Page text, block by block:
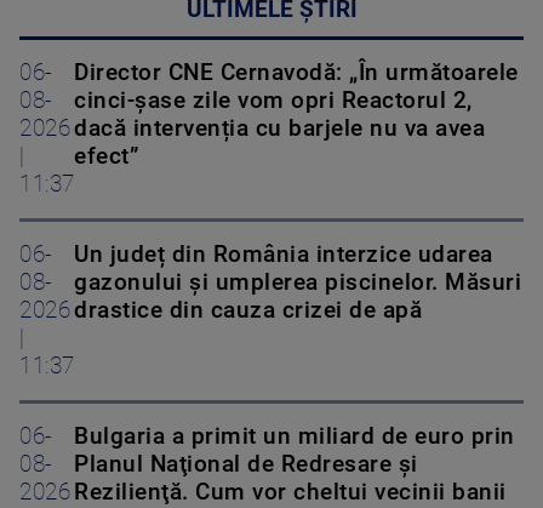
ULTIMELE ȘTIRI
06-
08-
2026
11:37
Director CNE Cernavodă: „În următoarele
cinci-șase zile vom opri Reactorul 2,
dacă intervenția cu barjele nu va avea
efect”
06-
08-
2026
11:37
Un județ din România interzice udarea
gazonului și umplerea piscinelor. Măsuri
drastice din cauza crizei de apă
06-
08-
2026
Bulgaria a primit un miliard de euro prin
Planul Naţional de Redresare şi
Rezilienţă. Cum vor cheltui vecinii banii